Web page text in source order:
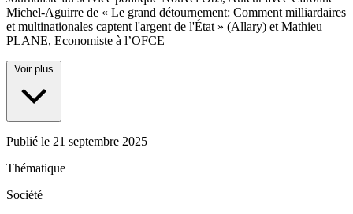
Michel-Aguirre de « Le grand détournement: Comment milliardaires
et multinationales captent l'argent de l'État » (Allary) et Mathieu
PLANE, Economiste à l’OFCE
Voir plus
Publié le 21 septembre 2025
Thématique
Société